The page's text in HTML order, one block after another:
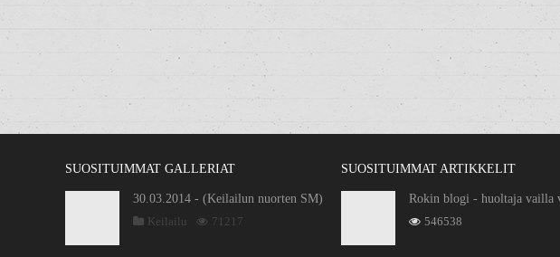
SUOSITUIMMAT GALLERIAT
30.03.2014 - (Keilailun nuorten SM)
Keilailu
71217
SUOSITUIMMAT ARTIKKELIT
Rokin blogi - huoltaja vailla
546538